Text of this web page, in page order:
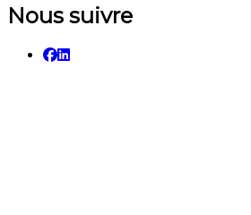
Nous suivre